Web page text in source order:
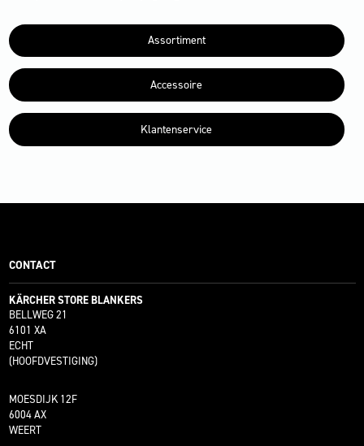
Assortiment
Accessoire
Klantenservice
CONTACT
KÄRCHER STORE BLANKERS
BELLWEG 21
6101 XA
ECHT
(HOOFDVESTIGING)
MOESDIJK 12F
6004 AX
WEERT